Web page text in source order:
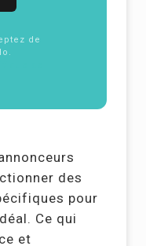
de
des
pour
Ce qui
et